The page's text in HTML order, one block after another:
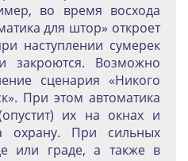
во время восхода
для штор» откроет
наступлении сумерек
закроются. Возможно
сценария «Никого
При этом автоматика
их на окнах и
охрану. При сильных
или граде, а также в